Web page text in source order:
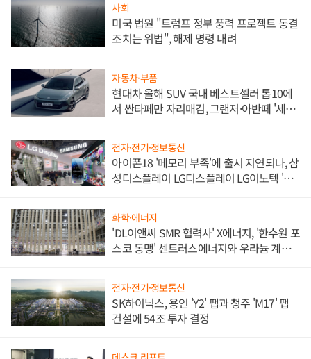
사회
미국 법원 "트럼프 정부 풍력 프로젝트 동결
조치는 위법", 해제 명령 내려
자동차·부품
현대차 올해 SUV 국내 베스트셀러 톱10에
서 싼타페만 자리매김, 그랜저·아반떼 '세단
전자·전기·정보통신
아이폰18 '메모리 부족'에 출시 지연되나, 삼
성디스플레이 LG디스플레이 LG이노텍 '탈
화학·에너지
'DL이앤씨 SMR 협력사' X에너지, '한수원 포
스코 동맹' 센트러스에너지와 우라늄 계약
전자·전기·정보통신
SK하이닉스, 용인 'Y2' 팹과 청주 'M17' 팹
건설에 54조 투자 결정